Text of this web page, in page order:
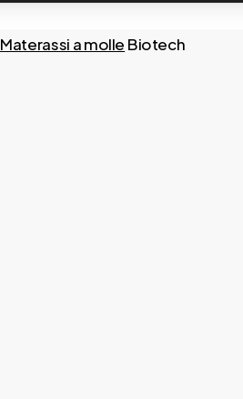
Materassi a molle Biotech